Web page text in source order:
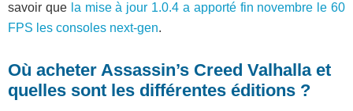
savoir que la mise à jour 1.0.4 a apporté fin novembre le 60
FPS les consoles next-gen.
Où acheter Assassin’s Creed Valhalla et
quelles sont les différentes éditions ?